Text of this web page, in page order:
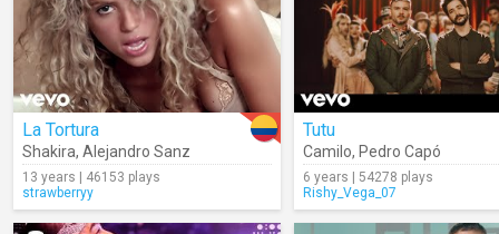
La Tortura
Shakira, Alejandro Sanz
13 years | 46153 plays
strawberryy
Tutu
Camilo, Pedro Capó
6 years | 54278 plays
Rishy_Vega_07